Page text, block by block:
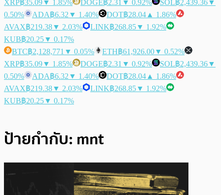
XRP฿35.09▼ 1.85% DOGE฿2.31 ▼ 0.92% SOL฿2,439.36▼
0.50%
ADA฿6.32 ▼ 1.40% DOT฿28.04 ▲ 1.86%
AVAX฿219.38▼ 2.03% LINK฿268.85▼ 1.92%
KUB฿20.25▼ 0.17%
BTC฿2,128,771 ▼ 0.05% ETH฿61,926.00▼ 0.52%
XRP฿35.09▼ 1.85% DOGE฿2.31 ▼ 0.92% SOL฿2,439.36▼
0.50%
ADA฿6.32 ▼ 1.40% DOT฿28.04 ▲ 1.86%
AVAX฿219.38▼ 2.03% LINK฿268.85▼ 1.92%
KUB฿20.25▼ 0.17%
ป้ายกำกับ: mnt